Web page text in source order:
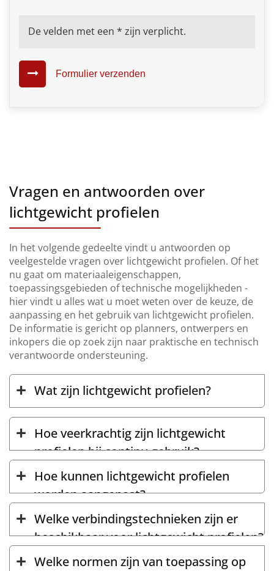
De velden met een * zijn verplicht.
Formulier verzenden
Vragen en antwoorden over
lichtgewicht profielen
In het volgende gedeelte vindt u antwoorden op
veelgestelde vragen over lichtgewicht profielen. Of het
nu gaat om materiaaleigenschappen,
toepassingsgebieden of technische mogelijkheden -
hier vindt u alles wat u moet weten over de keuze, de
aanpassing en het gebruik van lichtgewicht profielen.
De informatie is gericht op planners, ontwerpers en
inkopers die op zoek zijn naar praktische en technisch
verantwoorde ondersteuning.
Wat zijn lichtgewicht profielen?
Hoe veerkrachtig zijn lichtgewicht
profielen bij continu gebruik?
Hoe kunnen lichtgewicht profielen
worden aangepast?
Welke verbindingstechnieken zijn er
beschikbaar voor lichtgewicht profielen?
Welke normen zijn van toepassing op